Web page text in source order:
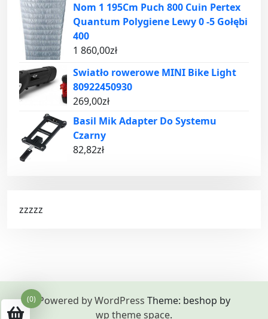
Nom 1 195Cm Puch 800 Cuin Pertex
Quantum Polygiene Lewy 0 -5 Gołębi
400
1 860,00zł
Swiatło rowerowe MINI Bike Light
80922450930
269,00zł
Basil Mik Adapter Do Systemu
Czarny
82,82zł
zzzzz
Powered by WordPress Theme: beshop by
wp theme space.
(0)